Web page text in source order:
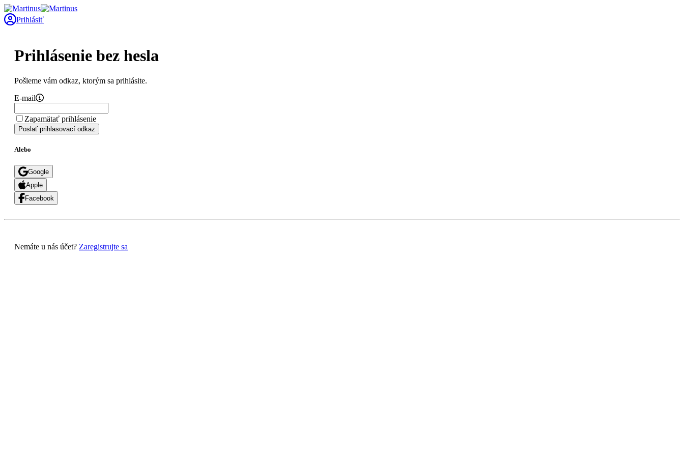
Prihlásiť
Prihlásenie bez hesla
Pošleme vám odkaz, ktorým sa prihlásite.
E-mail
Zapamätať prihlásenie
Poslať prihlasovací odkaz
Alebo
Google
Apple
Facebook
Nemáte u nás účet? Zaregistrujte sa